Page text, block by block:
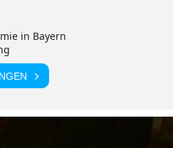
in Bayern